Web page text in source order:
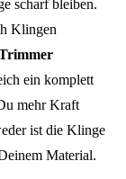
scharf bleiben.
Klingen
ein komplett
mehr Kraft
ist die Klinge
Material.